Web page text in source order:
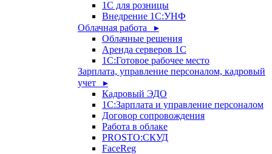
1С для розницы
Внедрение 1С:УНФ
Облачная работа ▸
Облачные решения
Аренда серверов 1С
1C:Готовое рабочее место
Зарплата, управление персоналом, кадровый
учет ▸
Кадровый ЭДО
1С:Зарплата и управление персоналом
Договор сопровождения
Работа в облаке
PROSTO:СКУД
FaceReg